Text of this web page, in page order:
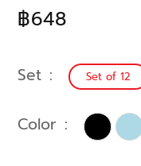
฿648
Set Set of 12
Color